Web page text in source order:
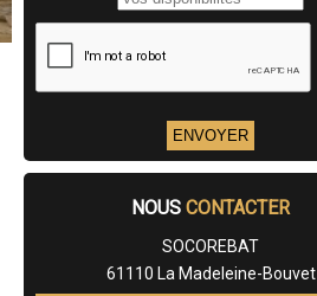
NOUS CONTACTER
SOCOREBAT
61110 La Madeleine-Bouvet